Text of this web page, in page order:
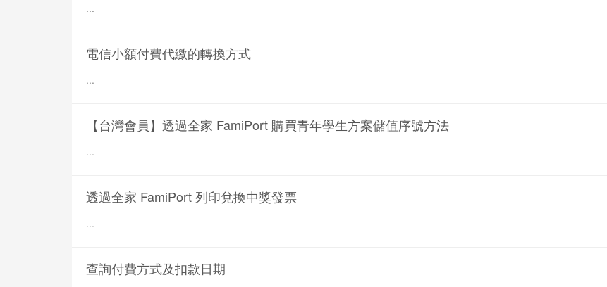
...
電信小額付費代繳的轉換方式
...
【台灣會員】透過全家 FamiPort 購買青年學生方案儲值序號方法
...
透過全家 FamiPort 列印兌換中獎發票
...
查詢付費方式及扣款日期